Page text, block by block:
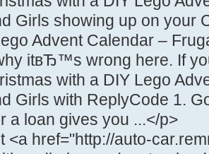
Girls showing up on your
Advent Calendar –
itвЂ™s wrong here. If
with a DIY Lego
Girls with ReplyCode 1.
a loan gives you ...</p>
<a href="http://auto-